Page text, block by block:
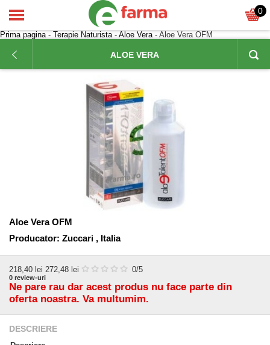
0
Prima pagina- Terapie Naturista- Aloe Vera- Aloe Vera OFM
ALOE VERA
Aloe Vera OFM
Producator: Zuccari , Italia
218,40 lei 272,48 lei 0/5
0 review-uri
Ne pare rau dar acest produs nu face parte din
oferta noastra. Va multumim.
DESCRIERE